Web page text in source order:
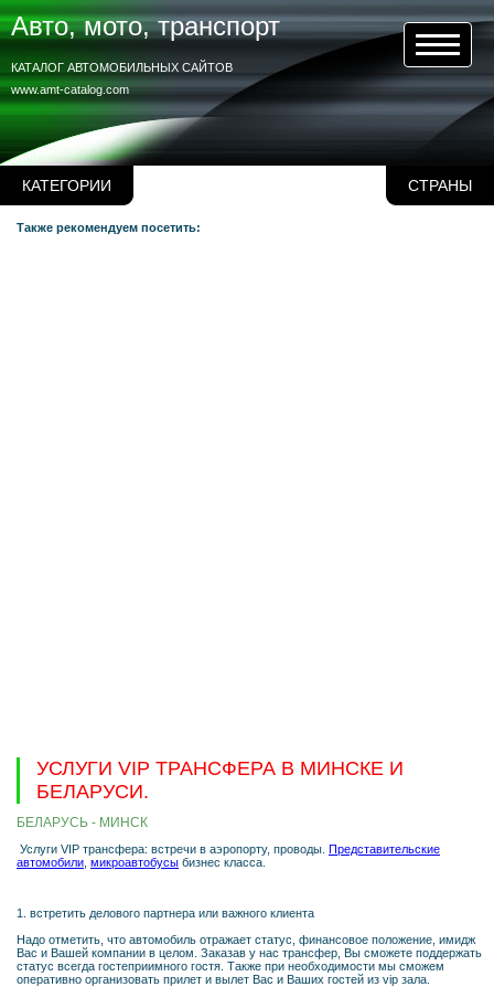
КАТЕГОРИИ СТРАНЫ
Авто, мото, транспорт
www.amt-catalog.com
КАТАЛОГ АВТОМОБИЛЬНЫХ САЙТОВ
Также рекомендуем посетить:
УСЛУГИ VIP ТРАНСФЕРА В МИНСКЕ И
БЕЛАРУСИ.
БЕЛАРУСЬ - МИНСК
Услуги VIP трансфера: встречи в аэропорту, проводы. Представительские
автомобили микроавтобусы бизнес класса.
1. встретить делового партнера или важного клиента
Надо отметить, что автомобиль отражает статус, финансовое положение, имидж
Вас и Вашей компании в целом. Заказав у нас трансфер, Вы сможете поддержать
статус всегда гостеприимного гостя. Также при необходимости мы сможем
оперативно организовать прилет и вылет Вас и Ваших гостей из vip зала.